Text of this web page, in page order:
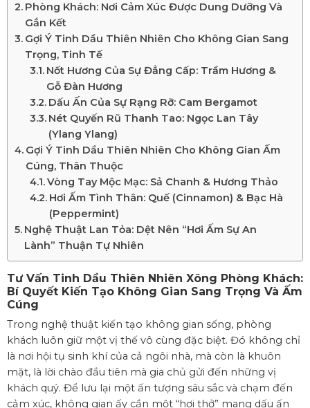
Phòng Khách: Nơi Cảm Xúc Được Dung Dưỡng Và
Gắn Kết
Gợi Ý Tinh Dầu Thiên Nhiên Cho Không Gian Sang
Trọng, Tinh Tế
Nốt Hương Của Sự Đẳng Cấp: Trầm Hương &
Gỗ Đàn Hương
Dấu Ấn Của Sự Rạng Rỡ: Cam Bergamot
Nét Quyến Rũ Thanh Tao: Ngọc Lan Tây
(Ylang Ylang)
Gợi Ý Tinh Dầu Thiên Nhiên Cho Không Gian Ấm
Cúng, Thân Thuộc
Vòng Tay Mộc Mạc: Sả Chanh & Hương Thảo
Hơi Ấm Tình Thân: Quế (Cinnamon) & Bạc Hà
(Peppermint)
Nghệ Thuật Lan Tỏa: Dệt Nên “Hơi Ấm Sự An
Lành” Thuận Tự Nhiên
Tư Vấn Tinh Dầu Thiên Nhiên Xông Phòng Khách:
Bí Quyết Kiến Tạo Không Gian Sang Trọng Và Ấm
Cúng
Trong nghệ thuật kiến tạo không gian sống, phòng
khách luôn giữ một vị thế vô cùng đặc biệt. Đó không chỉ
là nơi hội tụ sinh khí của cả ngôi nhà, mà còn là khuôn
mặt, là lời chào đầu tiên mà gia chủ gửi đến những vị
khách quý. Để lưu lại một ấn tượng sâu sắc và chạm đến
cảm xúc, không gian ấy cần một “hơi thở” mang dấu ấn